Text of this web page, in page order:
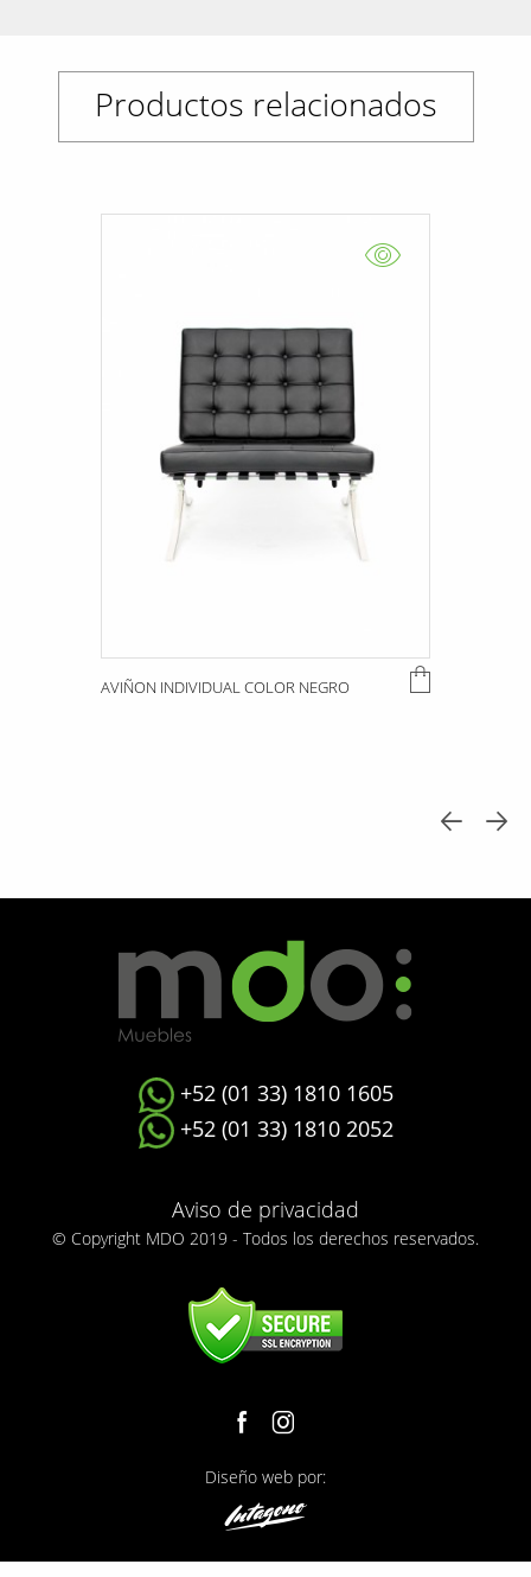
Productos relacionados
AVIÑON INDIVIDUAL COLOR NEGRO
+52 (01 33) 1810 1605
+52 (01 33) 1810 2052
Aviso de privacidad
© Copyright MDO 2019 - Todos los derechos reservados.
Diseño web por: